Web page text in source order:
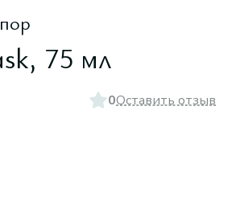
75 мл
0Оставить отзыв